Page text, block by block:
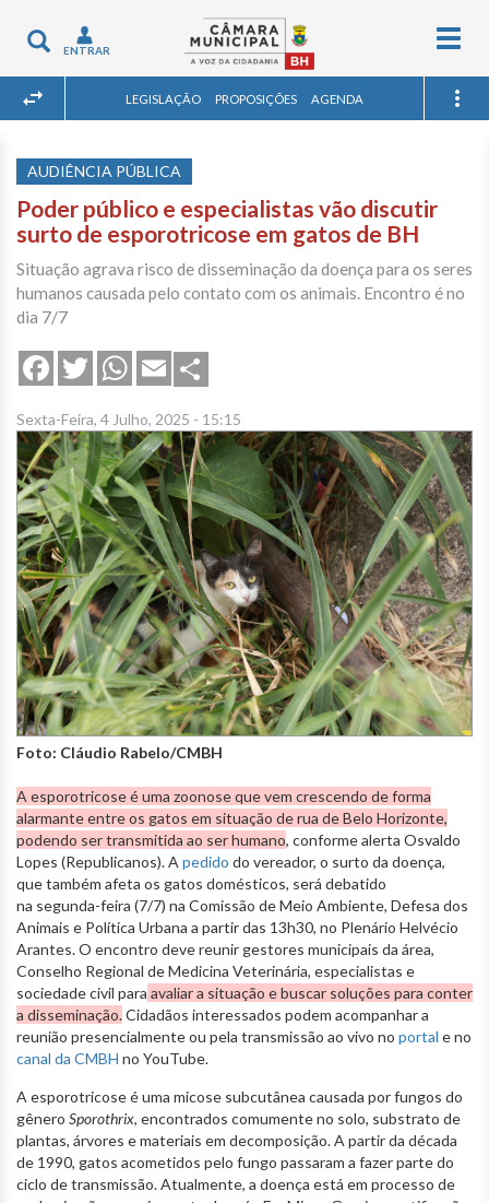
Toggle
navigation
ENTRAR
LEGISLAÇÃO PROPOSIÇÕES AGENDA
AUDIÊNCIA PÚBLICA
Poder público e especialistas vão discutir
surto de esporotricose em gatos de BH
Situação agrava risco de disseminação da doença para os seres
humanos causada pelo contato com os animais. Encontro é no
dia 7/7
FacebookTwitterWhatsApp
Email
Sexta-Feira, 4 Julho, 2025 - 15:15
Foto: Cláudio Rabelo/CMBH
A esporotricose é uma zoonose que vem crescendo de forma
alarmante entre os gatos em situação de rua de Belo Horizonte,
podendo ser transmitida ao ser humano, conforme alerta Osvaldo
Lopes (Republicanos). A pedido do vereador, o surto da doença,
que também afeta os gatos domésticos, será debatido
na segunda-feira (7/7) na Comissão de Meio Ambiente, Defesa dos
Animais e Política Urbana a partir das 13h30, no Plenário Helvécio
Arantes. O encontro deve reunir gestores municipais da área,
Conselho Regional de Medicina Veterinária, especialistas e
sociedade civil para avaliar a situação e buscar soluções para conter
a disseminação.Cidadãos interessados podem acompanhar a
reunião presencialmente ou pela transmissão ao vivo no portal e no
canal da CMBH no YouTube.
A esporotricose é uma micose subcutânea causada por fungos do
gênero Sporothrix, encontrados comumente no solo, substrato de
plantas, árvores e materiais em decomposição. A partir da década
de 1990, gatos acometidos pelo fungo passaram a fazer parte do
ciclo de transmissão. Atualmente, a doença está em processo de